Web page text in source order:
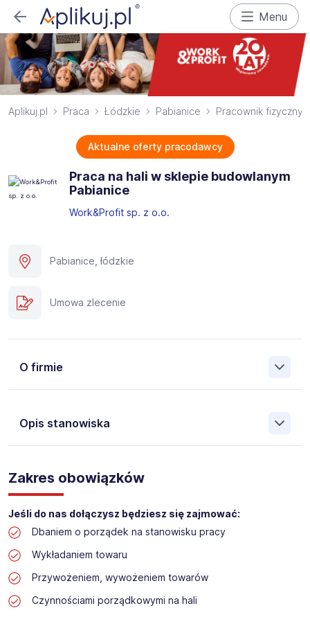
Menu
Aplikuj.pl Praca Łódzkie Pabianice Pracownik fizyczny
Aktualne oferty pracodawcy
Praca na hali w sklepie budowlanym
Pabianice
Work&Profit sp. z o.o.
Pabianice, łódzkie
Umowa zlecenie
O firmie
Opis stanowiska
Pośrednictwa Pracy i Doradztwa Personalnego Work &
Profit jest obecnie jedną z największych niezależnych
polskich agencji zatrudnienia. W ciągu wielu lat naszej
działalności daliśmy pracę przeszło 50 000 pracowników
w całym kraju. Skutecznie znajdujemy pracowników dla
największych firm, jak również małych rodzinnych
przedsiębiorstw w Polsce. Agencja jest wpisana pod nr
stanowisko:
Zakres obowiązków
Jeśli do nas dołączysz będziesz się zajmować:
Dbaniem o porządek na stanowisku pracy
Wykładaniem towaru
Przywożeniem, wywożeniem towarów
Czynnościami porządkowymi na hali